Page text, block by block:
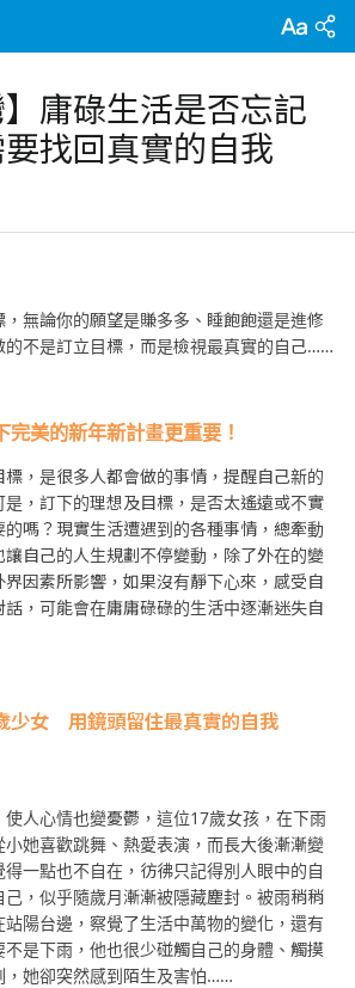
】庸碌生活是否忘記
找回真實的自我
無論你的願望是賺多多、睡飽飽還是進修
的不是訂立目標，而是檢視最真實的自己……
美的新年新計畫更重要！
，是很多人都會做的事情，提醒自己新的
，訂下的理想及目標，是否太遙遠或不實
嗎？現實生活遭遇到的各種事情，總牽動
自己的人生規劃不停變動，除了外在的變
因素所影響，如果沒有靜下心來，感受自
，可能會在庸庸碌碌的生活中逐漸迷失自
少女 用鏡頭留住最真實的自我
人心情也變憂鬱，這位17歲女孩，在下雨
她喜歡跳舞、熱愛表演，而長大後漸漸變
一點也不自在，彷彿只記得別人眼中的自
己，似乎隨歲月漸漸被隱藏塵封。被雨稍稍
陽台邊，察覺了生活中萬物的變化，還有
不是下雨，他也很少碰觸自己的身體、觸摸
，她卻突然感到陌生及害怕……